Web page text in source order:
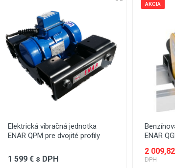
Elektrická vibračná jednotka
ENAR QPM pre dvojité profily
1 599 € s DPH
AKCIA
ENAR
2
DPH